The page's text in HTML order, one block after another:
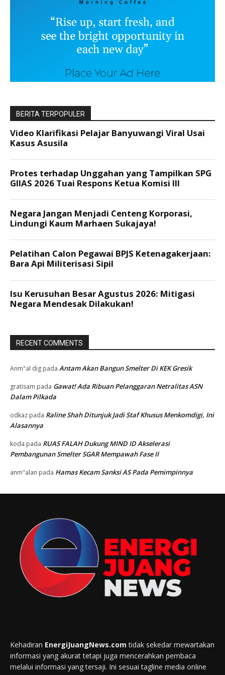
BERITA TERPOPULER
RECENT COMMENTS
Anm"al dig pada Antam Akan Bangun Smelter Di KEK Gresik
gratisam pada Gawat! Ada Ribuan Pelanggaran Netralitas ASN
Dalam Pilkada
odkaz pada Raline Shah Ditunjuk Jadi Staf Khusus Menkomdigi, Ini
Alasannya
koda pada RUAS FALAH Dukung MIND ID Akselerasi
Pembangunan Smelter SGAR Mempawah Fase II
anm"alan pada Hamas Kecam Sanksi AS Pada Pemimpinnya
Kehadiran EnergiJuangNews.com tidak sekedar mewartakan
informasi yang akurat tetapi juga mencerahkan pembaca
melalui informasi yang tersaji. Ini sesuai tagline media online